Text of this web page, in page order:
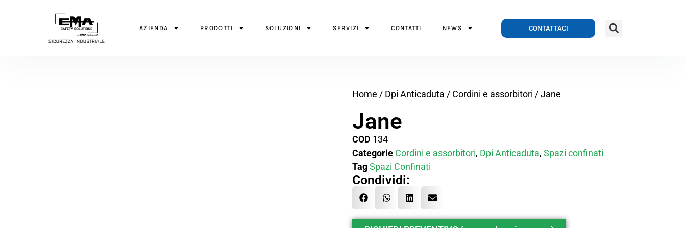
AZIENDA PRODOTTI SOLUZIONI SERVIZI CONTATTI NEWS CONTATTACI
Home / Dpi Anticaduta / Cordini e assorbitori / Jane
Jane
COD 134
Categorie Cordini e assorbitori, Dpi Anticaduta, Spazi confinati
Tag Spazi Confinati
Condividi: